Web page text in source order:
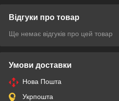
Відгуки про товар
Ще немає відгуків про цей товар
Умови доставки
Нова Пошта
Укрпошта